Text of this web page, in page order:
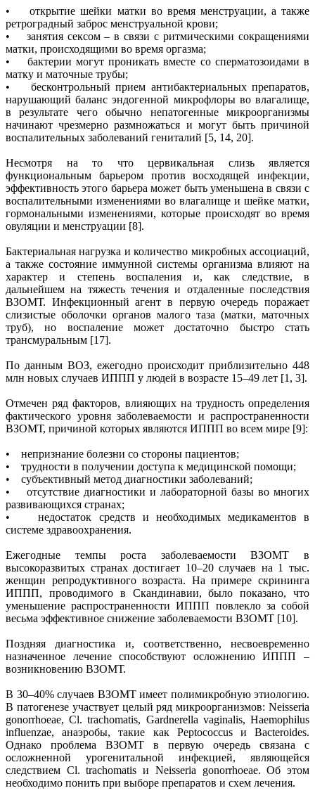
• открытие шейки матки во время менструации, а также
ретроградный заброс менструальной крови;
• занятия сексом – в связи с ритмическими сокращениями
матки, происходящими во время оргазма;
• бактерии могут проникать вместе со сперматозоидами в
матку и маточные трубы;
• бесконтрольный прием антибактериальных препаратов,
нарушающий баланс эндогенной микрофлоры во влагалище,
в результате чего обычно непатогенные микроорганизмы
начинают чрезмерно размножаться и могут быть причиной
воспалительных заболеваний гениталий [5, 14, 20].
Несмотря на то что цервикальная слизь является
функциональным барьером против восходящей инфекции,
эффективность этого барьера может быть уменьшена в связи с
воспалительными изменениями во влагалище и шейке матки,
гормональными изменениями, которые происходят во время
овуляции и менструации [8].
Бактериальная нагрузка и количество микробных ассоциаций,
а также состояние иммунной системы организма влияют на
характер и степень воспаления и, как следствие, в
дальнейшем на тяжесть течения и отдаленные последствия
ВЗОМТ. Инфекционный агент в первую очередь поражает
слизистые оболочки органов малого таза (матки, маточных
труб), но воспаление может достаточно быстро стать
трансмуральным [17].
По данным ВОЗ, ежегодно происходит приблизительно 448
млн новых случаев ИППП у людей в возрасте 15–49 лет [1, 3].
Отмечен ряд факторов, влияющих на трудность определения
фактического уровня заболеваемости и распространенности
ВЗОМТ, причиной которых являются ИППП во всем мире [9]:
• непризнание болезни со стороны пациентов;
• трудности в получении доступа к медицинской помощи;
• субъективный метод диагностики заболеваний;
• отсутствие диагностики и лабораторной базы во многих
развивающихся странах;
• недостаток средств и необходимых медикаментов в
системе здравоохранения.
Ежегодные темпы роста заболеваемости ВЗОМТ в
высокоразвитых странах достигает 10–20 случаев на 1 тыс.
женщин репродуктивного возраста. На примере скрининга
ИППП, проводимого в Скандинавии, было показано, что
уменьшение распространенности ИППП повлекло за собой
весьма эффективное снижение заболеваемости ВЗОМТ [10].
Поздняя диагностика и, соответственно, несвоевременно
назначенное лечение способствуют осложнению ИППП –
возникновению ВЗОМТ.
В 30–40% случаев ВЗОМТ имеет полимикробную этиологию.
В патогенезе участвует целый ряд микроорганизмов: Neisseria
gonorrhoeae, Cl. trachomatis, Gardnerella vaginalis, Haemophilus
influenzae, анаэробы, такие как Peptococcus и Bacteroides.
Однако проблема ВЗОМТ в первую очередь связана с
осложненной урогенитальной инфекцией, являющейся
следствием Cl. trachomatis и Neisseria gonorrhoeae. Об этом
необходимо понить при выборе препаратов и схем лечения.